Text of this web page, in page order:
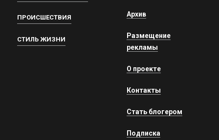
ПРОИСШЕСТВИЯ
СТИЛЬ ЖИЗНИ
Архив
Размещение
рекламы
О проекте
Контакты
Стать блогером
Подписка